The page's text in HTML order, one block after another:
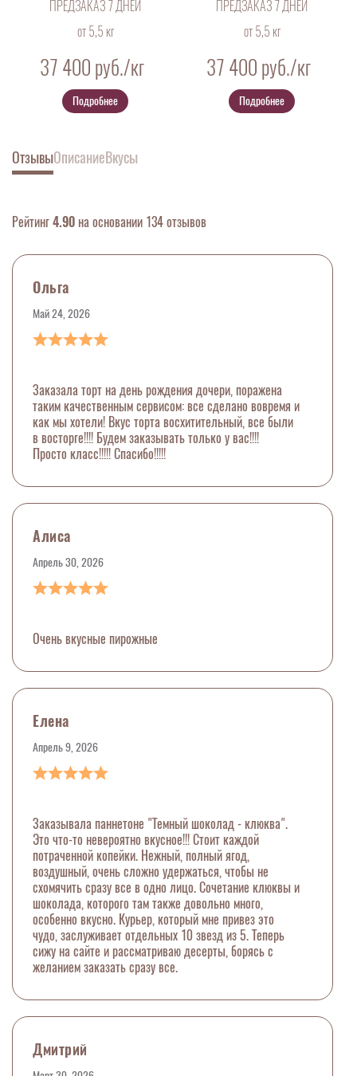
ПРЕДЗАКАЗ 7 ДНЕЙ
от 5,5 кг
37 400 руб./кг
Подробнее
ПРЕДЗАКАЗ 7 ДНЕЙ
от 5,5 кг
37 400 руб./кг
Подробнее
ОтзывыОписаниеВкусы
Рейтинг4.90 на основании 134 отзывов
Ольга
Май 24, 2026
Заказала торт на день рождения дочери, поражена
таким качественным сервисом: все сделано вовремя и
как мы хотели! Вкус торта восхитительный, все были
в восторге!!!! Будем заказывать только у вас!!!!
Просто класс!!!!! Спасибо!!!!!
Алиса
Апрель 30, 2026
Очень вкусные пирожные
Елена
Апрель 9, 2026
Заказывала паннетоне "Темный шоколад - клюква".
Это что-то невероятно вкусное!!! Стоит каждой
потраченной копейки. Нежный, полный ягод,
воздушный, очень сложно удержаться, чтобы не
схомячить сразу все в одно лицо. Сочетание клюквы и
шоколада, которого там также довольно много,
особенно вкусно. Курьер, который мне привез это
чудо, заслуживает отдельных 10 звезд из 5. Теперь
сижу на сайте и рассматриваю десерты, борясь с
желанием заказать сразу все.
Дмитрий